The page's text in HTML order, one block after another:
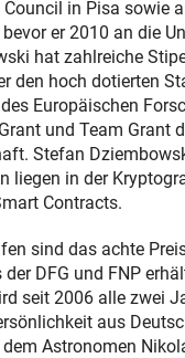
in Pisa sowie
er 2010 an die
hat zahlreiche
den hoch dotierten
Europäischen
und Team Grant
Stefan
liegen in der
Contracts.
sind das achte
DFG und FNP
seit 2006 alle zwei
aus
Astronomen